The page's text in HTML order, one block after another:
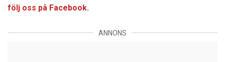
följ oss på Facebook.
ANNONS